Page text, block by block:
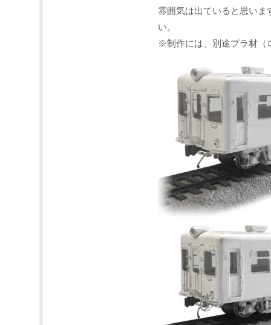
雰囲気は出ていると思いま
い。
※制作には、別途プラ材（